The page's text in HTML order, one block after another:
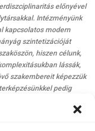
előnyével
Intézményünk
kapcsolatos modern
szintetizációját
hiszen célunk,
lássák,
szakembereit képezzük
pedig
legmagasabb